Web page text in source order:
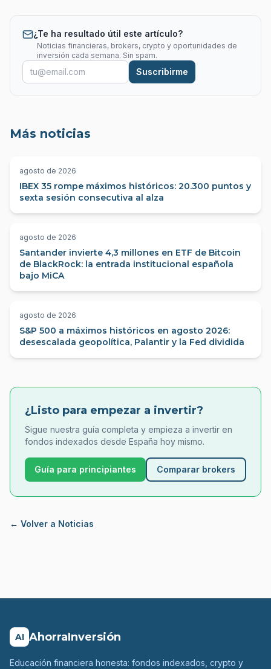
¿Te ha resultado útil este artículo?
Noticias financieras, brokers, crypto y oportunidades de
inversión cada semana. Sin spam.
Suscribirme
Más noticias
agosto de 2026
IBEX 35 rompe máximos históricos: 20.300 puntos y
sexta sesión consecutiva al alza
agosto de 2026
Santander invierte 4,3 millones en ETF de Bitcoin
de BlackRock: la entrada institucional española
bajo MiCA
agosto de 2026
S&P 500 a máximos históricos en agosto 2026:
desescalada geopolítica, Palantir y la Fed dividida
¿Listo para empezar a invertir?
Sigue nuestra guía completa y empieza a invertir en
fondos indexados desde España hoy mismo.
Guía para principiantes Comparar brokers
← Volver a Noticias
AI AhorraInversión
Educación financiera honesta: fondos indexados, crypto y